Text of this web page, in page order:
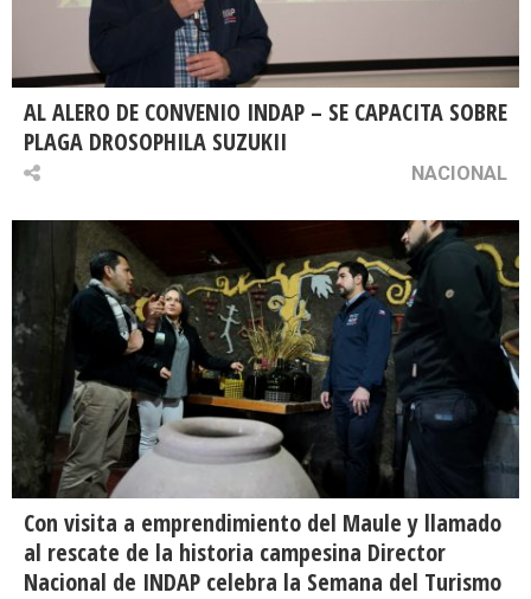
AL ALERO DE CONVENIO INDAP – SE CAPACITA SOBRE
PLAGA DROSOPHILA SUZUKII
NACIONAL
Con visita a emprendimiento del Maule y llamado
al rescate de la historia campesina Director
Nacional de INDAP celebra la Semana del Turismo